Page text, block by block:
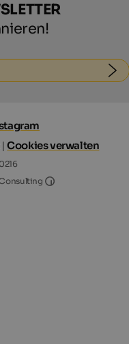
|Cookies verwalten
Internet